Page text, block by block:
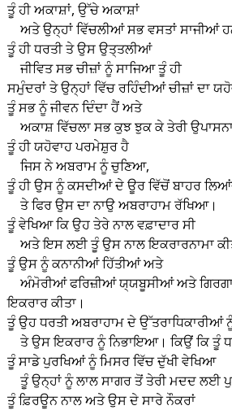
ਤੂੰ ਹੀ ਅਕਾਸ਼ਾਂ, ਉੱਚੇ ਅਕਾਸ਼ਾਂ
ਅਤੇ ਉਨ੍ਹਾਂ ਵਿੱਚਲੀਆਂ ਸਭ ਵਸਤਾਂ ਸਾਜੀਆਂ
ਤੂੰ ਹੀ ਧਰਤੀ ਤੇ ਉਸ ਉਤ੍ਤਲੀਆਂ
ਜੀਵਿਤ ਸਭ ਚੀਜ਼ਾਂ ਨੂੰ ਸਾਜਿਆ ਤੂੰ ਹੀ
ਸਮੁੰਦਰਾਂ ਤੇ ਉਨ੍ਹਾਂ ਵਿੱਚ ਰਹਿੰਦੀਆਂ ਚੀਜ਼ਾਂ ਦਾ
ਤੂੰ ਸਭ ਨੂੰ ਜੀਵਨ ਦਿੰਦਾ ਹੈਂ ਅਤੇ
ਅਕਾਸ਼ ਵਿੱਚਲਾ ਸਭ ਕੁਝ ਝੁਕ ਕੇ ਤੇਰੀ
ਤੂੰ ਹੀ ਯਹੋਵਾਹ ਪਰਮੇਸ਼ੁਰ ਹੈ
ਜਿਸ ਨੇ ਅਬਰਾਮ ਨੂੰ ਚੁਣਿਆ,
ਤੂੰ ਹੀ ਉਸ ਨੂੰ ਕਸਦੀਆਂ ਦੇ ਊਰ ਵਿੱਚੋਂ ਬਾਹਰ
ਤੇ ਫਿਰ ਉਸ ਦਾ ਨਾਉ ਅਬਰਾਹਾਮ ਰੱਖਿਆ।
ਤੂੰ ਵੇਖਿਆ ਕਿ ਉਹ ਤੇਰੇ ਨਾਲ ਵਫ਼ਾਦਾਰ ਸੀ
ਅਤੇ ਇਸ ਲਈ ਤੂੰ ਉਸ ਨਾਲ ਇਕਰਾਰਨਾਮਾ
ਤੂੰ ਉਸ ਨੂੰ ਕਨਾਨੀਆਂ ਹਿੱਤੀਆਂ ਅਤੇ
ਅੰਮੋਰੀਆਂ ਫਰਿਜ਼ੀਆਂ ਯ੍ਯਬੂਸੀਆਂ ਅਤੇ
ਇਕਰਾਰ ਕੀਤਾ।
ਤੂੰ ਉਹ ਧਰਤੀ ਅਬਰਾਹਾਮ ਦੇ ਉੱਤਰਾਧਿਕਾਰੀਆਂ
ਤੇ ਉਸ ਇਕਰਾਰ ਨੂੰ ਨਿਭਾਇਆ। ਕਿਉਂ ਕਿ ਤੂੰ
ਤੂੰ ਸਾਡੇ ਪੁਰਖਿਆਂ ਨੂੰ ਮਿਸਰ ਵਿੱਚ ਦੁੱਖੀ ਵੇਖਿਆ
ਤੂੰ ਉਨ੍ਹਾਂ ਨੂੰ ਲਾਲ ਸਾਗਰ ਤੋਂ ਤੇਰੀ ਮਦਦ ਲਈ
ਤੂੰ ਫ਼ਿਰਊਨ ਨਾਲ ਅਤੇ ਉਸ ਦੇ ਸਾਰੇ ਨੌਕਰਾਂ